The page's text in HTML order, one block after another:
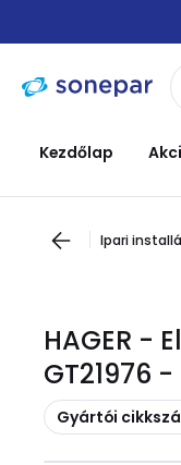
navigációhoz
Kezdőlap
Ipari
HAGER -
GT21976
Másolás
Gyártói